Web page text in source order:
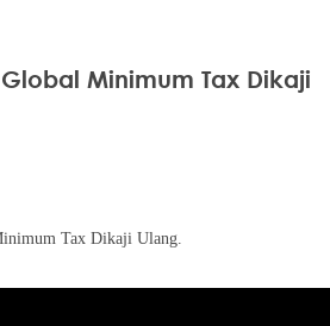
Minimum Tax Dikaji
Tax Dikaji Ulang.